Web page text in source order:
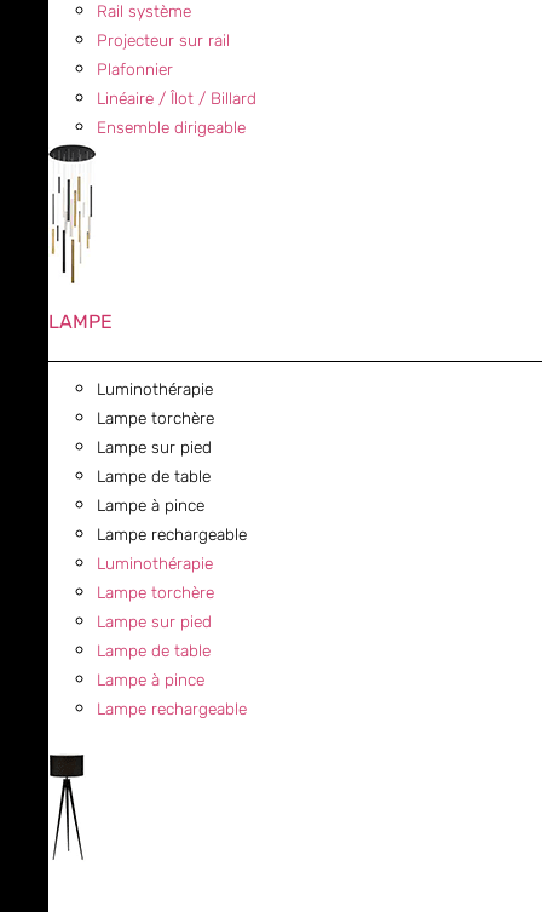
Rail système
Projecteur sur rail
Plafonnier
Linéaire / Îlot / Billard
Ensemble dirigeable
LAMPE
Luminothérapie
Lampe torchère
Lampe sur pied
Lampe de table
Lampe à pince
Lampe rechargeable
Luminothérapie
Lampe torchère
Lampe sur pied
Lampe de table
Lampe à pince
Lampe rechargeable